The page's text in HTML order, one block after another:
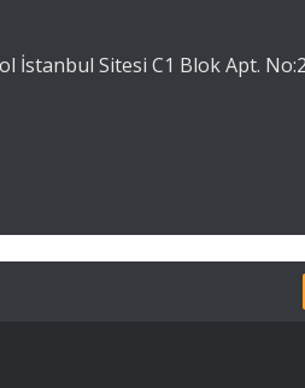
Sitesi C1 Blok Apt.